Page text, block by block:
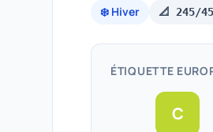
❄️ Hiver 📐 245/
ÉTIQUETTE
C